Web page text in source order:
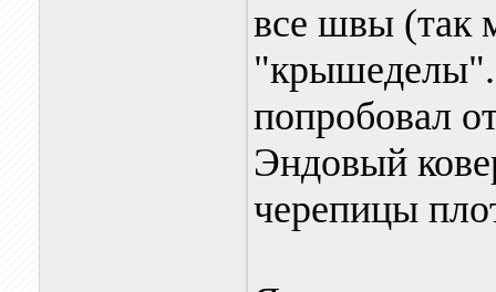
все швы (так
попробовал
Эндовый
черепицы